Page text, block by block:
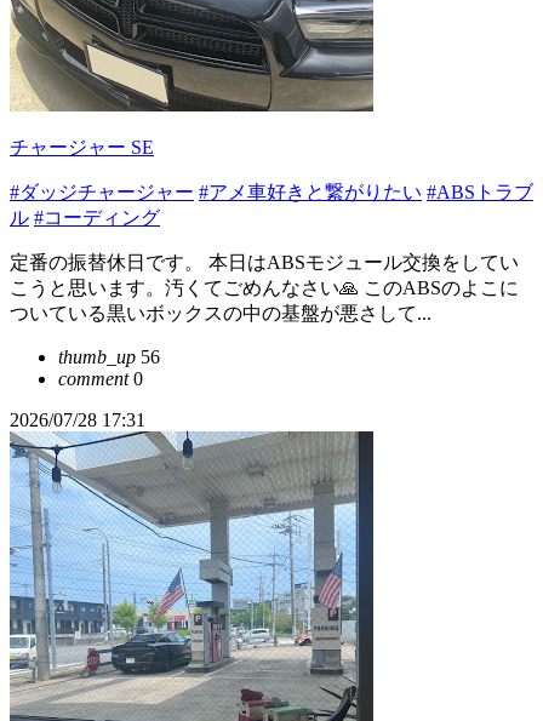
チャージャー SE
#ダッジチャージャー #アメ車好きと繋がりたい #ABSトラブ
ル #コーディング
定番の振替休日です。 本日はABSモジュール交換をしてい
こうと思います。汚くてごめんなさい🙏 このABSのよこに
ついている黒いボックスの中の基盤が悪さして...
thumb_up 56
comment0
2026/07/28 17:31